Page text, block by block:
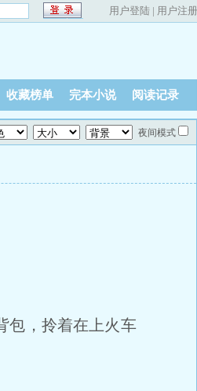
用户登陆 | 用户注册
收藏榜单 完本小说 阅读记录
夜间模式
包，拎着在上火车